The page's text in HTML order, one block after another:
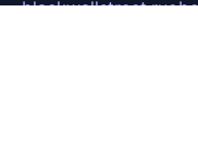
blackwallstreet.ru